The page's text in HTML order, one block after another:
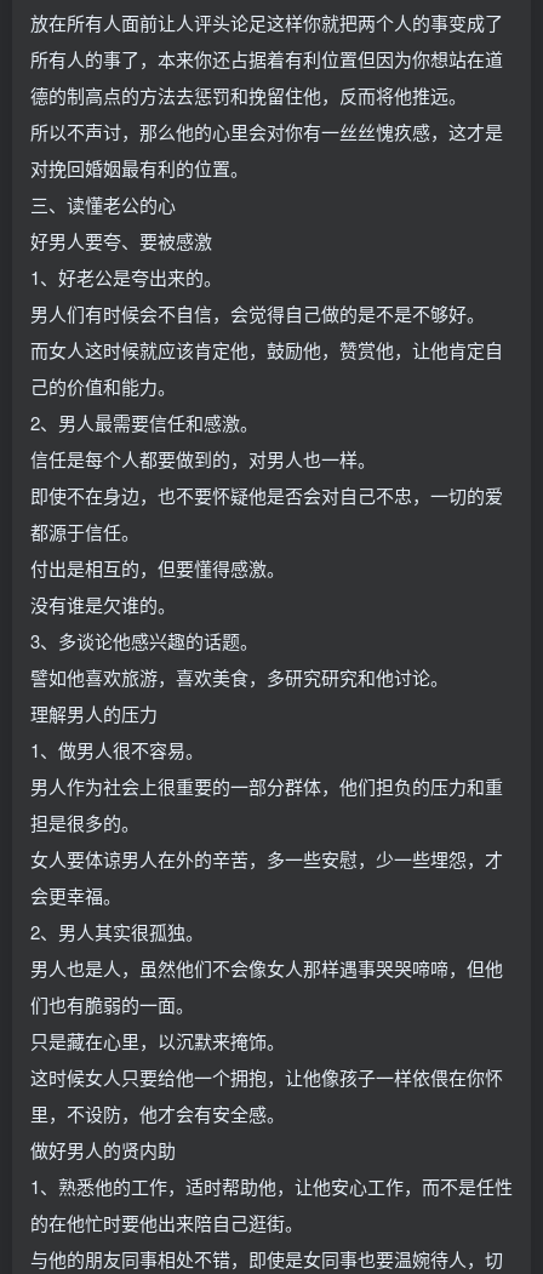
放在所有人面前让人评头论足这样你就把两个人的事变成了
所有人的事了，本来你还占据着有利位置但因为你想站在道
德的制高点的方法去惩罚和挽留住他，反而将他推远。
所以不声讨，那么他的心里会对你有一丝丝愧疚感，这才是
对挽回婚姻最有利的位置。
三、读懂老公的心
好男人要夸、要被感激
1、好老公是夸出来的。
男人们有时候会不自信，会觉得自己做的是不是不够好。
而女人这时候就应该肯定他，鼓励他，赞赏他，让他肯定自
己的价值和能力。
2、男人最需要信任和感激。
信任是每个人都要做到的，对男人也一样。
即使不在身边，也不要怀疑他是否会对自己不忠，一切的爱
都源于信任。
付出是相互的，但要懂得感激。
没有谁是欠谁的。
3、多谈论他感兴趣的话题。
譬如他喜欢旅游，喜欢美食，多研究研究和他讨论。
理解男人的压力
1、做男人很不容易。
男人作为社会上很重要的一部分群体，他们担负的压力和重
担是很多的。
女人要体谅男人在外的辛苦，多一些安慰，少一些埋怨，才
会更幸福。
2、男人其实很孤独。
男人也是人，虽然他们不会像女人那样遇事哭哭啼啼，但他
们也有脆弱的一面。
只是藏在心里，以沉默来掩饰。
这时候女人只要给他一个拥抱，让他像孩子一样依偎在你怀
里，不设防，他才会有安全感。
做好男人的贤内助
1、熟悉他的工作，适时帮助他，让他安心工作，而不是任性
的在他忙时要他出来陪自己逛街。
与他的朋友同事相处不错，即使是女同事也要温婉待人，切